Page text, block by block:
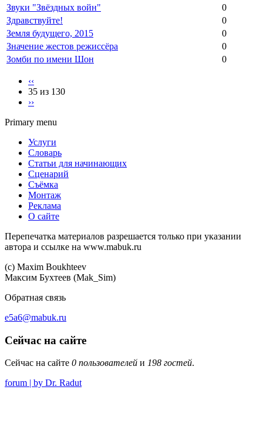
Звуки "Звёздных войн"
0
Здравствуйте!
0
Земля будущего, 2015
0
Значение жестов режиссёра
0
Зомби по имени Шон
0
‹‹
35 из 130
››
Primary menu
Услуги
Словарь
Статьи для начинающих
Сценарий
Съёмка
Монтаж
Реклама
О сайте
Перепечатка материалов разрешается только при указании
автора и ссылке на www.mabuk.ru
(c) Maхim Boukhteev
Максим Бухтеев (Mak_Sim)
Обратная связь
e5a6@mabuk.ru
Сейчас на сайте
Сейчас на сайте 0 пользователей и 198 гостей.
forum | by Dr. Radut